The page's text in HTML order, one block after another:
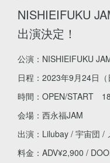
NISHIEIFUKU
出演決定！
公演：NISHIEIFUKU
日程：2023年9月24日（
時間：OPEN/START
会場：西永福JAM
出演：Lilubay / 宇宙団 /
料金：ADV¥2,900 /